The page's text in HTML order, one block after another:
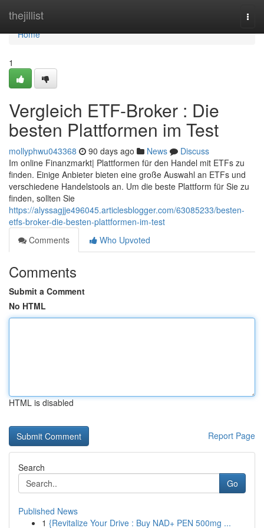
thejillist
Home
Home
1
Vergleich ETF-Broker : Die
besten Plattformen im Test
mollyphwu043368 90 days ago News
Discuss
Im online Finanzmarkt| Plattformen für den Handel mit ETFs zu
finden. Einige Anbieter bieten eine große Auswahl an ETFs und
verschiedene Handelstools an. Um die beste Plattform für Sie zu
finden, sollten Sie
https://alyssagjje496045.articlesblogger.com/63085233/besten-
etfs-broker-die-besten-plattformen-im-test
Comments
Who Upvoted
Comments
Submit a Comment
No HTML
HTML is disabled
Report Page
Search
Go
Published News
1 {Revitalize Your Drive : Buy NAD+ PEN 500mg ...